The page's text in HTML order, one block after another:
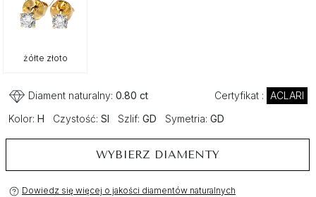
żółte złoto
Diament naturalny: 0.80 ct Certyfikat : ACLARI
Kolor: H Czystość: SI Szlif: GD Symetria: GD
WYBIERZ DIAMENTY
Dowiedz się więcej o jakości diamentów naturalnych